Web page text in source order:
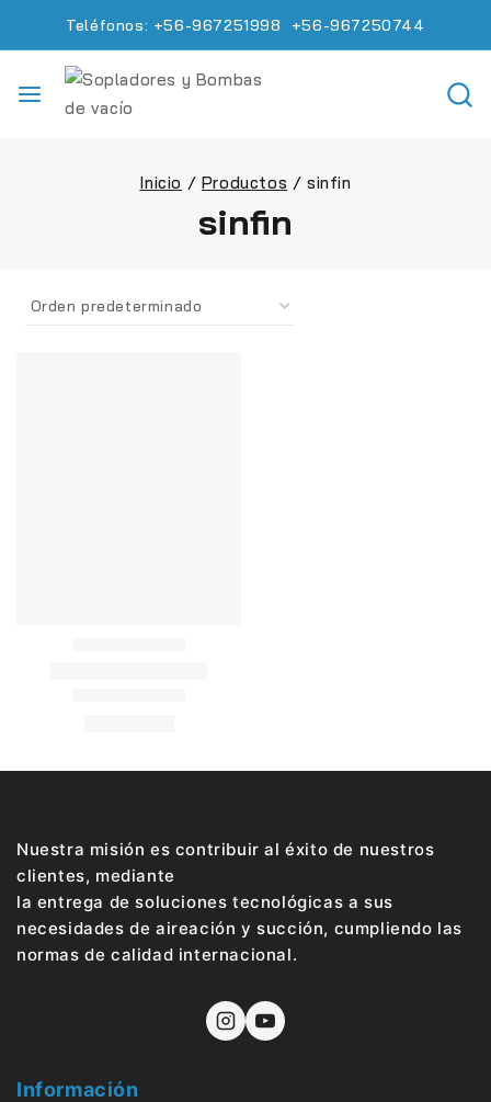
Teléfonos: +56-967251998 +56-967250744
Inicio / Productos / sinfin
sinfin
Nuestra misión es contribuir al éxito de nuestros
clientes, mediante
la entrega de soluciones tecnológicas a sus
necesidades de aireación y succión, cumpliendo las
normas de calidad internacional.
Información